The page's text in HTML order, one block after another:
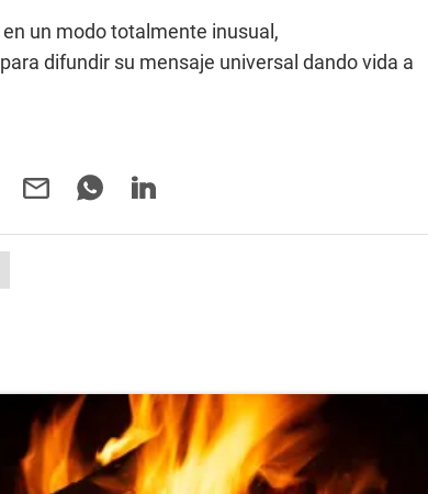
en un modo totalmente inusual,
para difundir su mensaje universal dando vida a